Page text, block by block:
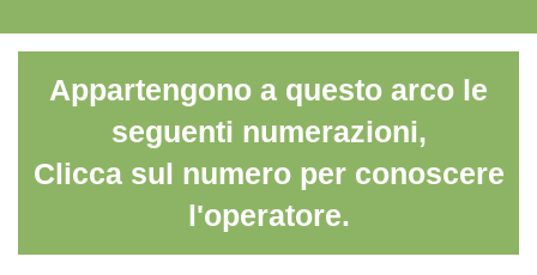
Appartengono a questo arco le
seguenti numerazioni,
Clicca sul numero per conoscere
l'operatore.